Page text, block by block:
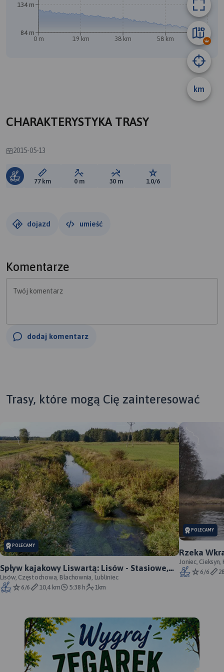
km
0 m 19 km 38 km 58 km 77 km
84 m
134 m
CHARAKTERYSTYKA TRASY
2015-05-13
Długość trasy:
77 km Suma przewyższeń:
0 m Suma spadków:
30 m Ocena trasy:
1.0/6
dojazd umieść
Komentarze
Twój komentarz
dodaj komentarz
Trasy, które mogą Cię zainteresować
POLECAMY
Spływ kajakowy Liswartą: Lisów - Stasiowe,
zwałka
Lisów, Częstochowa, Blachownia, Lubliniec
6/6
10,4 km 5:38 h 1km
POLECAMY
Rzeka
Kaja) -
Joniec,
mazowieckie
6/6